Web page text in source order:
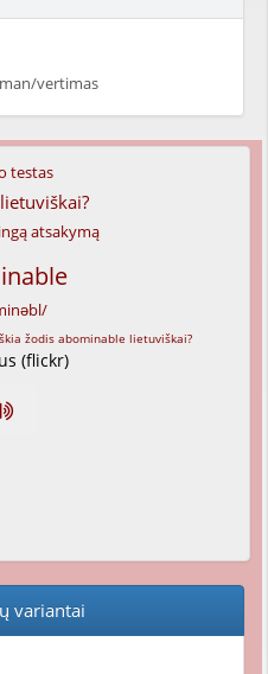
vertimas
testas
atsakymą
(flickr)
variantai